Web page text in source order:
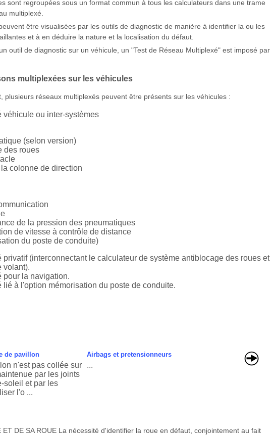
sont regroupées sous un format commun à tous les calculateurs dans une trame
multiplexé.
être visualisées par les outils de diagnostic de manière à identifier la ou les
et à en déduire la nature et la localisation du défaut.
outil de diagnostic sur un véhicule, un "Test de Réseau Multiplexé" est imposé par
multiplexées sur les véhicules
plusieurs réseaux multiplexés peuvent être présents sur les véhicules :
véhicule ou inter-systèmes
(selon version)
des roues
colonne de direction
de la pression des pneumatiques
de vitesse à contrôle de distance
du poste de conduite)
privatif (interconnectant le calculateur de système antiblocage des roues et
volant).
pour la navigation.
lié à l'option mémorisation du poste de conduite.
de pavillon
n'est pas collée sur
par les joints
soleil et par les
l'o ...
Airbags et pretensionneurs
...
ET DE SA ROUE La nécessité d'identifier la roue en défaut, conjointement au fait